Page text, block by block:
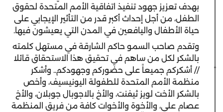
بهدف تعزيز جهود تنفيذ اتفاقية الأمم المتحدة لحقوق
الطفل، من أجل إحداث أكبر قدر من التأثير الإيجابي على
حياة الأطفال واليافعين في المدن التي يعيشون فيها.
وتقدم صاحب السمو حاكم الشارقة في مستهل كلمته
بالشكر لكل من ساهم في تحقيق هذا الاستحقاق قائلا
// أشكركم جميعاً على حضوركم وجهودكم.. وأشكر
منظمة الأمم المتحدة للطفولة اليونيسيف، وأخص
بالشكر الأخت لويز ثيفنت، والأخ بالاجوبال جوبلان، والأخ
عصام علي، والأخوة والأخوات كافة من فريق المنظمة